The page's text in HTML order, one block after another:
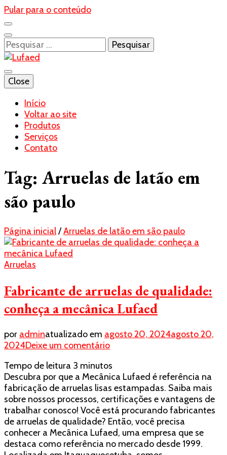
Pular para o conteúdo
Pesquisar
por:
Lufaed
Blog- Lufaed
Close
Início
Voltar ao site
Produtos
Serviços
Contato
Tag: Arruelas de latão em
são paulo
Página inicial/Arruelas de latão em são paulo
Arruelas
Fabricante de arruelas de qualidade:
conheça a mecânica Lufaed
por adminatualizado em agosto 20, 2024agosto 20,
2024Deixe um comentárioem
de
arruelas
de
qualidade:
conheça
a
mecânica
Lufaed
Tempo de leitura 3 minutos
Descubra por que a Mecânica Lufaed é referência na
fabricação de arruelas lisas estampadas. Saiba mais
sobre nossos processos, certificações e vantagens de
trabalhar conosco! Você está procurando fabricantes
de arruelas de qualidade? Então, você precisa
conhecer a Mecânica Lufaed, uma empresa que se
destaca como referência no mercado desde 1999.